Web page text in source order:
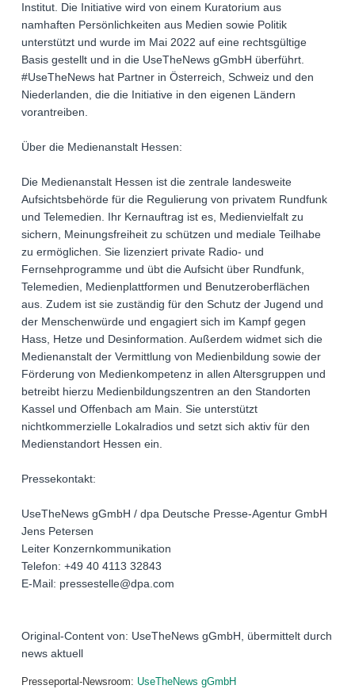
Institut. Die Initiative wird von einem Kuratorium aus
namhaften Persönlichkeiten aus Medien sowie Politik
unterstützt und wurde im Mai 2022 auf eine rechtsgültige
Basis gestellt und in die UseTheNews gGmbH überführt.
#UseTheNews hat Partner in Österreich, Schweiz und den
Niederlanden, die die Initiative in den eigenen Ländern
vorantreiben.
Über die Medienanstalt Hessen:
Die Medienanstalt Hessen ist die zentrale landesweite
Aufsichtsbehörde für die Regulierung von privatem Rundfunk
und Telemedien. Ihr Kernauftrag ist es, Medienvielfalt zu
sichern, Meinungsfreiheit zu schützen und mediale Teilhabe
zu ermöglichen. Sie lizenziert private Radio- und
Fernsehprogramme und übt die Aufsicht über Rundfunk,
Telemedien, Medienplattformen und Benutzeroberflächen
aus. Zudem ist sie zuständig für den Schutz der Jugend und
der Menschenwürde und engagiert sich im Kampf gegen
Hass, Hetze und Desinformation. Außerdem widmet sich die
Medienanstalt der Vermittlung von Medienbildung sowie der
Förderung von Medienkompetenz in allen Altersgruppen und
betreibt hierzu Medienbildungszentren an den Standorten
Kassel und Offenbach am Main. Sie unterstützt
nichtkommerzielle Lokalradios und setzt sich aktiv für den
Medienstandort Hessen ein.
Pressekontakt:
UseTheNews gGmbH / dpa Deutsche Presse-Agentur GmbH
Jens Petersen
Leiter Konzernkommunikation
Telefon: +49 40 4113 32843
E-Mail: pressestelle@dpa.com
Original-Content von: UseTheNews gGmbH, übermittelt durch
news aktuell
Presseportal-Newsroom: UseTheNews gGmbH